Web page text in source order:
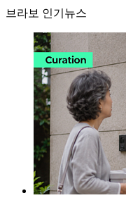
브라보 인기뉴스